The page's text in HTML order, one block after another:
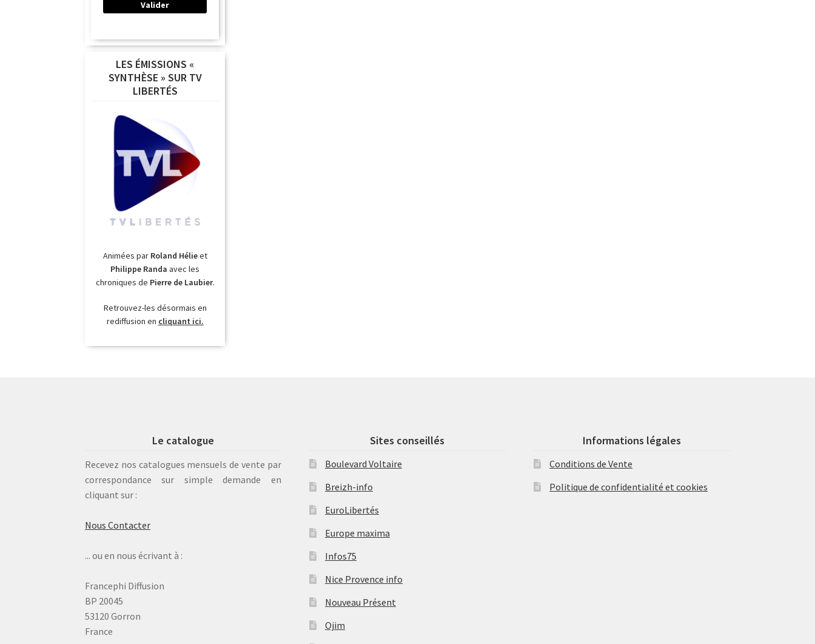
LES ÉMISSIONS «
SYNTHÈSE » SUR TV
LIBERTÉS
Animées par Roland Hélieet
Philippe Randa avec les
chroniques de Pierre de Laubier.
Retrouvez-les désormais en
rediffusion en cliquant ici.
Le catalogue
Recevez nos catalogues mensuels de vente par
correspondance sur simple demande en
cliquant sur :
Nous Contacter
... ou en nous écrivant à :
Francephi Diffusion
BP 20045
53120 Gorron
France
Sites conseillés
Boulevard Voltaire
Breizh-info
EuroLibertés
Europe maxima
Infos75
Nice Provence info
Nouveau Présent
Ojim
Informations légales
Conditions de Vente
Politique de confidentialité et cookies